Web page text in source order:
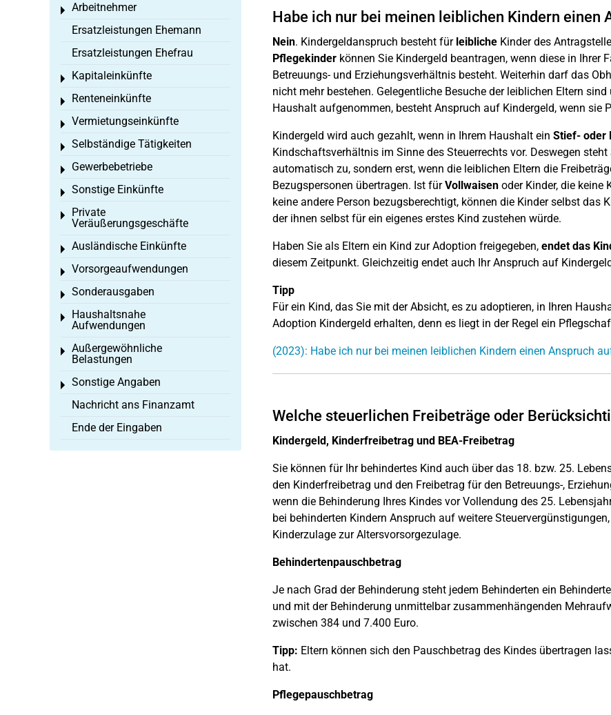
Habe ich nur bei meinen leiblichen Kindern einen
Nein. Kindergeldanspruch besteht für leiblicheKinder des
Pflegekinderkönnen Sie Kindergeld beantragen, wenn diese in Ihrer
Betreuungs- und Erziehungsverhältnis besteht. Weiterhin darf das
nicht mehr bestehen. Gelegentliche Besuche der leiblichen Eltern
Haushalt aufgenommen, besteht Anspruch auf Kindergeld, wenn sie
Kindergeld wird auch gezahlt, wenn in Ihrem Haushalt ein Stief- oder
Kindschaftsverhältnis im Sinne des Steuerrechts vor. Deswegen
automatisch zu, sondern erst, wenn die leiblichen Eltern die
Bezugspersonen übertragen. Ist fürVollwaisenoder Kinder, die keine
keine andere Person bezugsberechtigt, können die Kinder selbst das
der ihnen selbst für ein eigenes erstes Kind zustehen würde.
Haben Sie als Eltern ein Kind zur Adoption freigegeben, endet das
diesem Zeitpunkt. Gleichzeitig endet auch Ihr Anspruch auf
Tipp
Für ein Kind, das Sie mit der Absicht, es zu adoptieren, in Ihren
Adoption Kindergeld erhalten, denn es liegt in der Regel ein
(2023): Habe ich nur bei meinen leiblichen Kindern einen Anspruch
Welche steuerlichen Freibeträge oder
Kindergeld, Kinderfreibetrag und BEA-Freibetrag
Sie können für Ihr behindertes Kind auch über das 18. bzw. 25.
den Kinderfreibetrag und den Freibetrag für den Betreuungs-,
wenn die Behinderung Ihres Kindes vor Vollendung des 25.
bei behinderten Kindern Anspruch auf weitere
Kinderzulage zur Altersvorsorgezulage.
Behindertenpauschbetrag
Je nach Grad der Behinderung steht jedem Behinderten ein
und mit der Behinderung unmittelbar zusammenhängenden
zwischen 384 und 7.400 Euro.
Tipp: Eltern können sich den Pauschbetrag des Kindes übertragen
hat.
Pflegepauschbetrag
Arbeitnehmer
Toggle menu
Ersatzleistungen Ehemann
Ersatzleistungen Ehefrau
Kapitaleinkünfte
Toggle menu
Renteneinkünfte
Toggle menu
Vermietungseinkünfte
Toggle menu
Selbständige Tätigkeiten
Toggle menu
Gewerbebetriebe
Toggle menu
Sonstige Einkünfte
Toggle menu
Private
Veräußerungsgeschäfte
Toggle menu
Ausländische Einkünfte
Toggle menu
Vorsorgeaufwendungen
Toggle menu
Sonderausgaben
Toggle menu
Haushaltsnahe
Aufwendungen
Toggle menu
Außergewöhnliche
Belastungen
Toggle menu
Sonstige Angaben
Toggle menu
Nachricht ans Finanzamt
Ende der Eingaben